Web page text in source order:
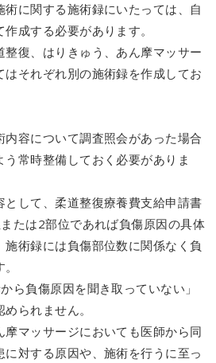
術に関する施術録にいたっては、自
成する必要があります。
復、はりきゅう、あん摩マッサー
それぞれ別の施術録を作成してお
内容について調査照会があった場合
常時整備しておく必要がありま
として、柔道整復療養費支給申請書
たは2部位であれば負傷原因の具体
術録には負傷部位数に関係なく負
ら負傷原因を聞き取っていない」
られません。
摩マッサージにおいても医師から同
対する原因や、施術を行うに至っ